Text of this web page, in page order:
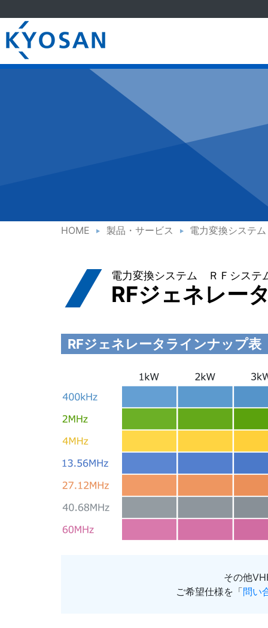
HOME 製品・サービス 電力変換システム
電力変換システム ＲＦシステ
RFジェネレー
RFジェネレータラインナップ表
その他
ご希望仕様を「問い